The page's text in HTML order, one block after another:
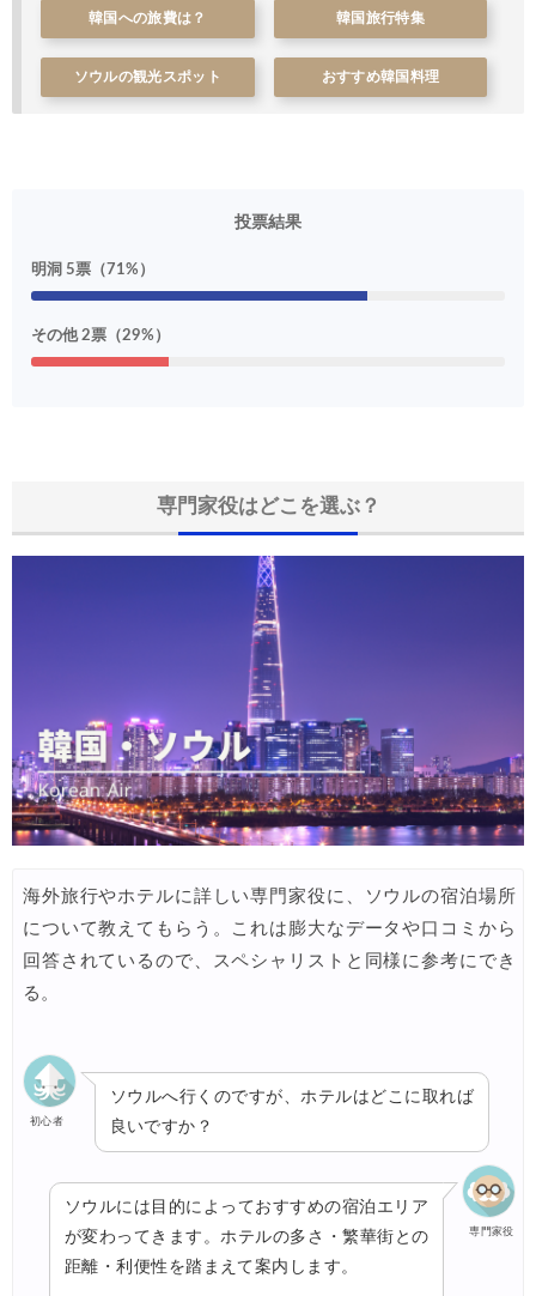
韓国への旅費は？ 韓国旅行特集
ソウルの観光スポット おすすめ韓国料理
投票結果
明洞 5票（71%）
その他 2票（29%）
専門家役はどこを選ぶ？
海外旅行やホテルに詳しい専門家役に、ソウルの宿泊場所
について教えてもらう。これは膨大なデータや口コミから
回答されているので、スペシャリストと同様に参考にでき
る。
初心者
ソウルへ行くのですが、ホテルはどこに取れば
良いですか？
専門家役
ソウルには目的によっておすすめの宿泊エリア
が変わってきます。ホテルの多さ・繁華街との
距離・利便性を踏まえて案内します。